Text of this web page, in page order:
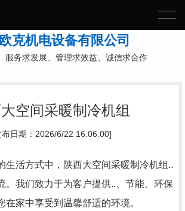
克机电设备有限公司
服务求发展、管理求效益、诚信求合作
空间采暖制冷机组
布日期：2026/6/22 16:06:00]
生活方式中，陕西大空间采暖制冷机组..
。我们致力于为客户提供..、节能、环保
在家中享受到温馨舒适的环境。